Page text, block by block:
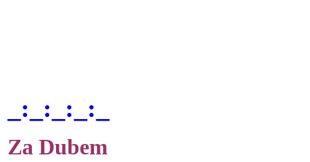
_:_:_:_:_
Za Dubem